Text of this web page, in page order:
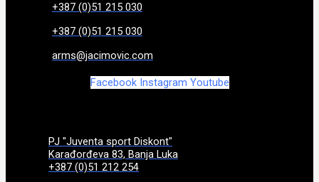
+387 (0)51 215 030
+387 (0)51 215 030
arms@jacimovic.com
Facebook Instagram Youtube
PJ "Juventa sport Diskont"
Karađorđeva 83, Banja Luka
+387 (0)51 212 254